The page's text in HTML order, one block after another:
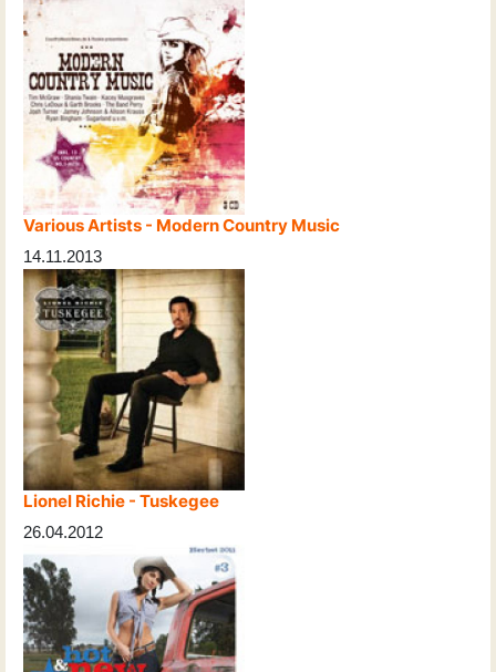
Various Artists - Modern Country Music
14.11.2013
Lionel Richie - Tuskegee
26.04.2012